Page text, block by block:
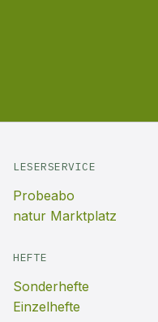
LESERSERVICE
Probeabo
natur Marktplatz
HEFTE
Sonderhefte
Einzelhefte